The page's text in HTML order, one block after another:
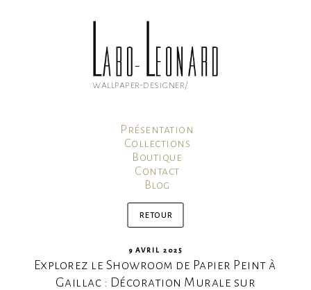
wallpaper-designer/
Présentation
Collections
Boutique
Contact
Blog
Panier
PUBLIÉ
LE
9 AVRIL 2025
Explorez le Showroom de Papier Peint à
Gaillac : Décoration Murale sur
retour